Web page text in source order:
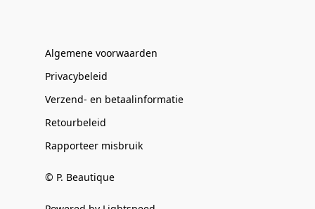
Algemene voorwaarden
Privacybeleid
Verzend- en betaalinformatie
Retourbeleid
Rapporteer misbruik
© P. Beautique